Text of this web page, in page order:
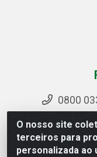
O nosso site
terceiros para
personalizada ao
0800